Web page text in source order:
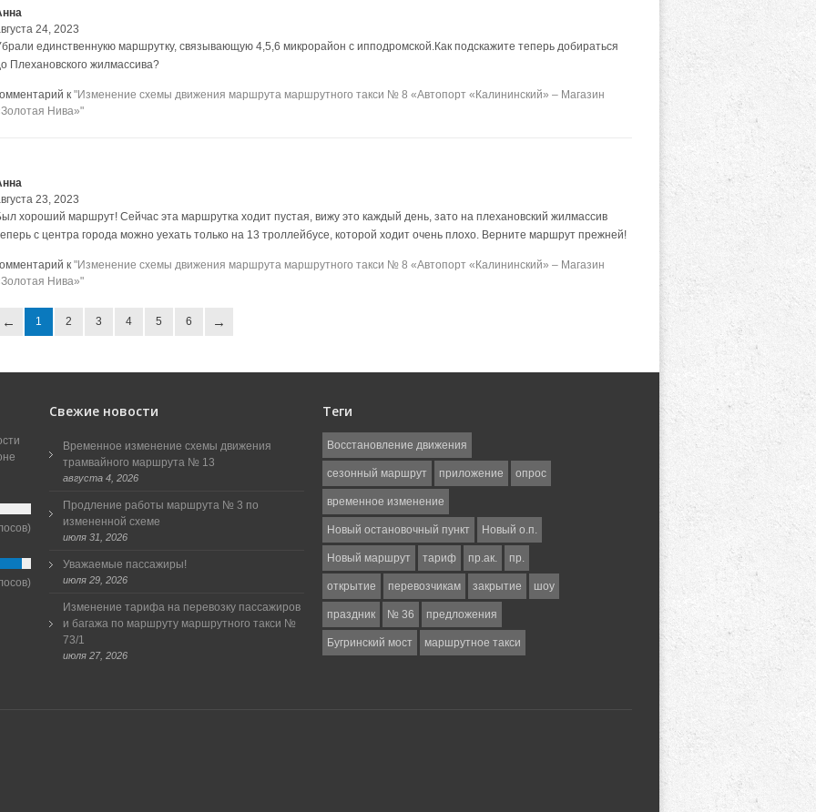
24, 2023
единственнукю маршрутку, связывающую 4,5,6 микрорайон с ипподромской.Как подскажите теперь добираться
Плехановского жилмассива?
к "Изменение схемы движения маршрута маршрутного такси № 8 «Автопорт «Калининский» – Магазин
Нива»"
23, 2023
хороший маршрут! Сейчас эта маршрутка ходит пустая, вижу это каждый день, зато на плехановский жилмассив
с центра города можно уехать только на 13 троллейбусе, которой ходит очень плохо. Верните маршрут прежней!
к "Изменение схемы движения маршрута маршрутного такси № 8 «Автопорт «Калининский» – Магазин
Нива»"
1 2 3 4 5 6
Свежие новости
Временное изменение схемы движения
трамвайного маршрута № 13
августа 4, 2026
Продление работы маршрута № 3 по
измененной схеме
июля 31, 2026
Уважаемые пассажиры!
июля 29, 2026
Изменение тарифа на перевозку пассажиров
и багажа по маршруту маршрутного такси №
73/1
июля 27, 2026
Теги
Восстановление движения
сезонный маршрут приложение опрос
временное изменение
Новый остановочный пункт Новый о.п.
Новый маршрут тариф пр.ак. пр.
открытие перевозчикам закрытие шоу
праздник № 36 предложения
Бугринский мост маршрутное такси